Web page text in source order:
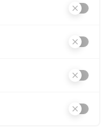
de création
(boissons,
même les plus
C’est
des adhérents.
peut être fait. On
mais il n’est pas
avenues peuvent
irréalistes sont